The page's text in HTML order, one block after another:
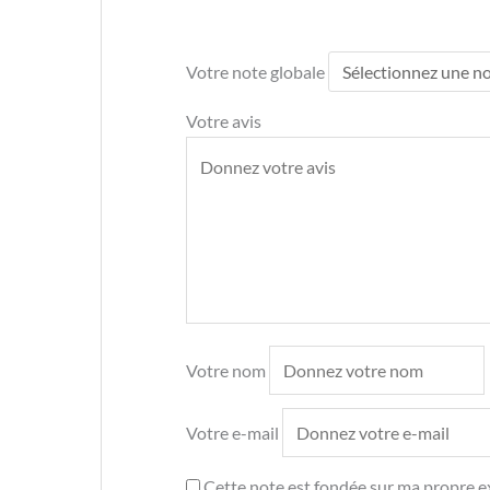
Votre note globale
Votre avis
Votre nom
Votre e-mail
Cette note est fondée sur ma propre